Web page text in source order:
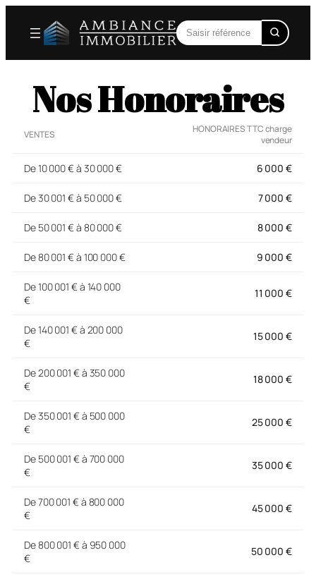
Nos Honoraires
VENTES
HONORAIRES TTC charge
vendeur
De 10 000 € à 30 000 € 6 000 €
De 30 001 € à 50 000 € 7 000 €
De 50 001 € à 80 000 € 8 000 €
De 80 001 € à 100 000 € 9 000 €
De 100 001 € à 140 000
€
11 000 €
De 140 001 € à 200 000
€
15 000 €
De 200 001 € à 350 000
€
18 000 €
De 350 001 € à 500 000
€
25 000 €
De 500 001 € à 700 000
€
35 000 €
De 700 001 € à 800 000
€
45 000 €
De 800 001 € à 950 000
€
50 000 €